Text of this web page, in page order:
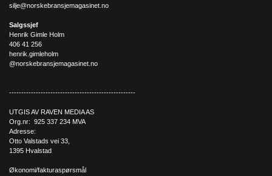
silje@norskebransjemagasinet.no
Salgssjef
Henrik Gimle Holm
406 41 256
henrik.gimleholm
@norskebransjemagasinet.no
----------------------------------------------------
UTGIS AV RAVEN MEDIA AS
Org.nr: 925 337 234 MVA
Adresse:
Otto Valstads vei 33,
1395 Hvalstad
Økonomi/fakturaspørsmål